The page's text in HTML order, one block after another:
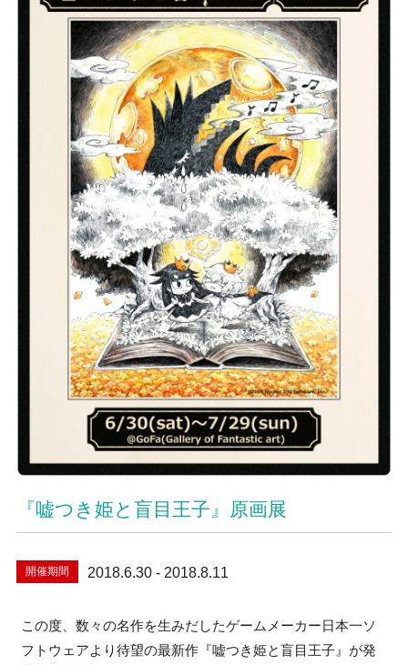
『嘘つき姫と盲目王子』原画展
開催期間 2018.6.30 - 2018.8.11
この度、数々の名作を生みだしたゲームメーカー日本一ソ
フトウェアより待望の最新作『嘘つき姫と盲目王子』が発